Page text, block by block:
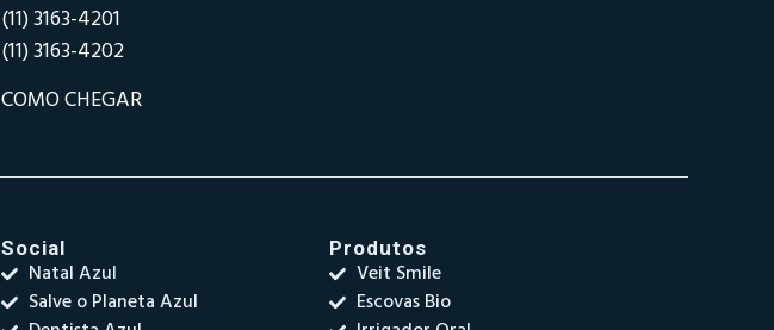
(11) 3163-4201
(11) 3163-4202
COMO CHEGAR
Social
Natal Azul
Salve o Planeta Azul
Produtos
Veit Smile
Escovas Bio